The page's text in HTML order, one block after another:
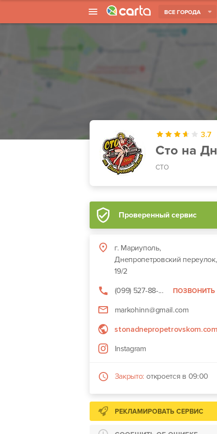
ВСЕ ГОРОДА
3.7
Сто на
СТО
Проверенный сервис
г. Мариуполь,
Днепропетровский переулок,
19/2
(099) 527-88-...
ПОЗВОНИТЬ
markohinn@gmail.com
Instagram
Закрыто: откроется в 09:00
РЕКЛАМИРОВАТЬ СЕРВИС